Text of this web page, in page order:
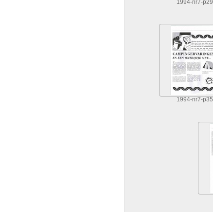
1994-nr7-p29
1994-nr7-p35